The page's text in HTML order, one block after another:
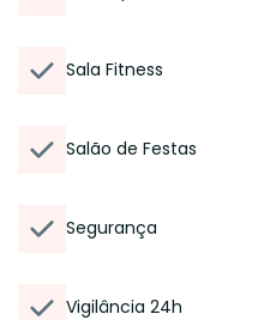
Sala Fitness
Salão de Festas
Segurança
Vigilância 24h